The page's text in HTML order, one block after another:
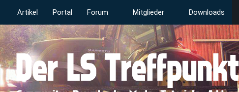
Artikel Portal Forum Mitglieder Downloads